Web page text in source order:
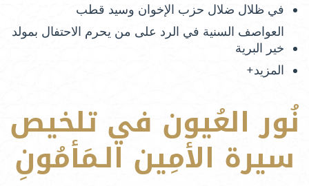
في ظلال ضلال حزب الإخوان وسيد قطب
العواصف السنية في الرد على من يحرم الاحتفال بمولد
خير البرية
المزيد+
نُور العُيون في تلخيص
سيرة الأمِين الـمَأمُونِ